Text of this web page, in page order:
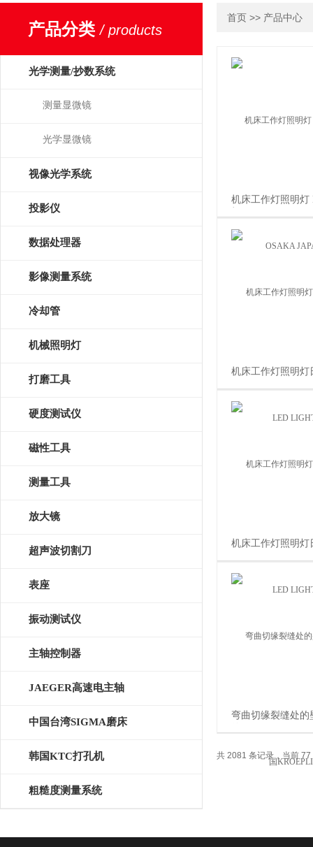
产品分类/ products
光学测量/抄数系统
测量显微镜
光学显微镜
视像光学系统
投影仪
数据处理器
影像测量系统
冷却管
机械照明灯
打磨工具
硬度测试仪
磁性工具
测量工具
放大镜
超声波切割刀
表座
振动测试仪
主轴控制器
JAEGER高速电主轴
中国台湾SIGMA磨床
韩国KTC打孔机
粗糙度测量系统
首页 >> 产品中心
机床工作灯照明
机床工作灯照明
机床工作灯照明
弯曲切缘裂缝处的
共 2081 条记录，当前